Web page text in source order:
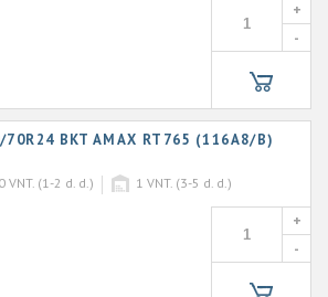
+
-
70R24 BKT AMAX RT765 (116A8/B)
0 VNT. (1-2 d. d.) 1 VNT. (3-5 d. d.)
+
-